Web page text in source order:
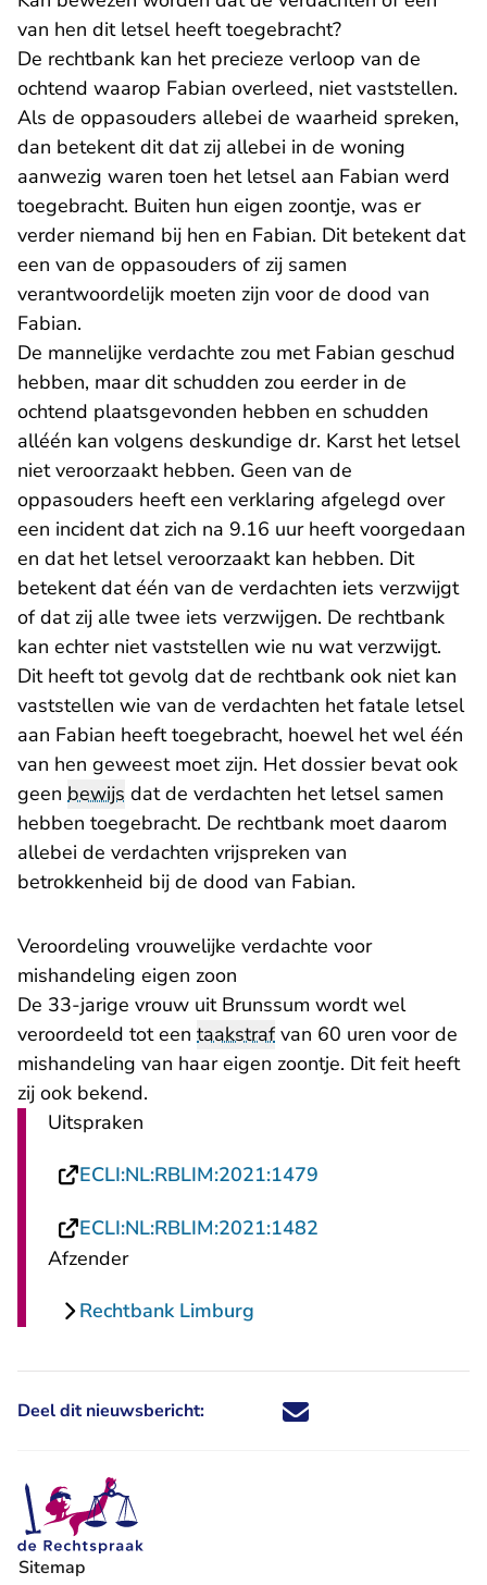
van hen dit letsel heeft toegebracht?
De rechtbank kan het precieze verloop van de
ochtend waarop Fabian overleed, niet vaststellen.
Als de oppasouders allebei de waarheid spreken,
dan betekent dit dat zij allebei in de woning
aanwezig waren toen het letsel aan Fabian werd
toegebracht. Buiten hun eigen zoontje, was er
verder niemand bij hen en Fabian. Dit betekent dat
een van de oppasouders of zij samen
verantwoordelijk moeten zijn voor de dood van
Fabian.
De mannelijke verdachte zou met Fabian geschud
hebben, maar dit schudden zou eerder in de
ochtend plaatsgevonden hebben en schudden
alléén kan volgens deskundige dr. Karst het letsel
niet veroorzaakt hebben. Geen van de
oppasouders heeft een verklaring afgelegd over
een incident dat zich na 9.16 uur heeft voorgedaan
en dat het letsel veroorzaakt kan hebben. Dit
betekent dat één van de verdachten iets verzwijgt
of dat zij alle twee iets verzwijgen. De rechtbank
kan echter niet vaststellen wie nu wat verzwijgt.
Dit heeft tot gevolg dat de rechtbank ook niet kan
vaststellen wie van de verdachten het fatale letsel
aan Fabian heeft toegebracht, hoewel het wel één
van hen geweest moet zijn. Het dossier bevat ook
geen bewijs dat de verdachten het letsel samen
hebben toegebracht. De rechtbank moet daarom
allebei de verdachten vrijspreken van
betrokkenheid bij de dood van Fabian.
Veroordeling vrouwelijke verdachte voor
mishandeling eigen zoon
De 33-jarige vrouw uit Brunssum wordt wel
veroordeeld tot een taakstrafvan 60 uren voor de
mishandeling van haar eigen zoontje. Dit feit heeft
zij ook bekend.
Uitspraken
ECLI:NL:RBLIM:2021:1479
ECLI:NL:RBLIM:2021:1482
Afzender
Rechtbank Limburg
Deel dit nieuwsbericht: Deel dit nieuwsbericht via X -
Deel dit nieuwsbericht via
Deel dit nieuwsbericht
Deel dit
Sitemap